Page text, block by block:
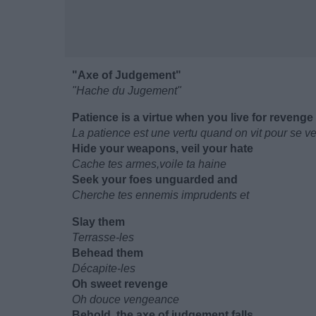
"Axe of Judgement"
"Hache du Jugement"
Patience is a virtue when you live for revenge
La patience est une vertu quand on vit pour se
Hide your weapons, veil your hate
Cache tes armes,voile ta haine
Seek your foes unguarded and
Cherche tes ennemis imprudents et
Slay them
Terrasse-les
Behead them
Décapite-les
Oh sweet revenge
Oh douce vengeance